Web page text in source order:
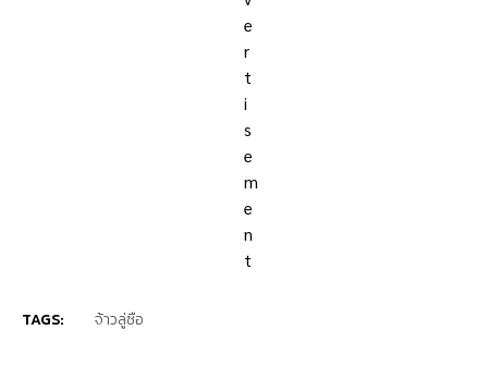
TAGS: จ้าวลู่ซือ